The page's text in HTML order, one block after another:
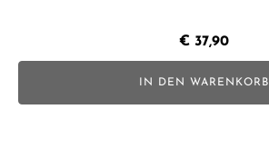
€37,90
IN DEN WARENKORB